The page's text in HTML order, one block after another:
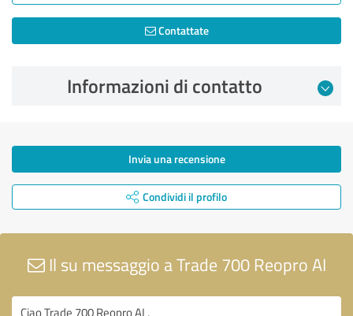
Contattate
Informazioni di contatto
Invia una recensione
Condividi il profilo
Il su messaggio a Trade 700 Reopro AI